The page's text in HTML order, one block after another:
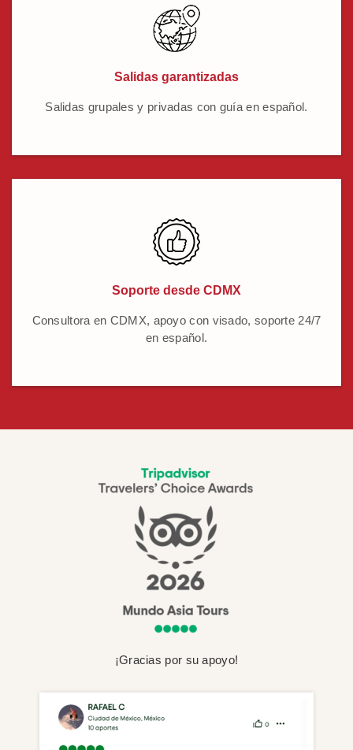
Salidas garantizadas
Salidas grupales y privadas con guía en español.
Soporte desde CDMX
Consultora en CDMX, apoyo con visado, soporte 24/7
en español.
¡Gracias por su apoyo!